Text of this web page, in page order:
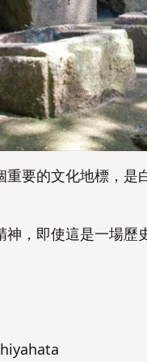
要的文化地標，
，即使這是一場歷